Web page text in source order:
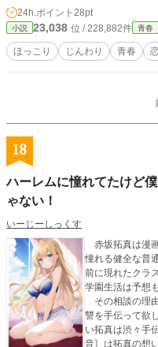
24h.ポイント 28pt
小説 23,038 位 / 228,882件 青春
ほっこり じんわり 青春
18
ハーレムに憧れてたけど
ゃない！
いーじーしっくす
赤坂拓真は漫
憧れる健全な普
前に現れたクラ
学園生活は予想
その相談の理
讐を手伝って欲
い拓真は渋々手
音〙は拓真の想